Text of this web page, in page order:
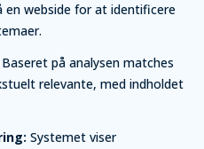
en webside for at identificere
Baseret på analysen matches
relevante, med indholdet
Systemet viser